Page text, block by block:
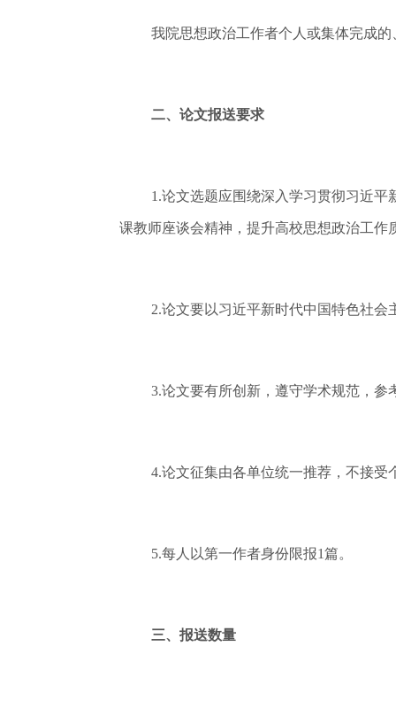
我院思想政治工作者个人或集体完成
二、论文报送要求
1.论文选题应围绕深入学习贯彻习近
课教师座谈会精神，提升高校思想政治工作
2.论文要以习近平新时代中国特色社
3.论文要有所创新，遵守学术规范，参
4.论文征集由各单位统一推荐，不接受
5.每人以第一作者身份限报1篇。
三、报送数量